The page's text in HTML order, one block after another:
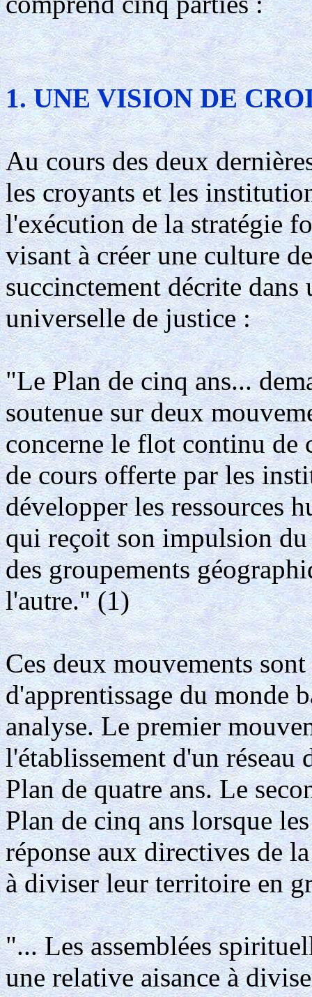
1. UNE VISION DE
Au cours des deux
les croyants et les
l'exécution de la stratégie
visant à créer une culture
succinctement décrite dans
universelle de justice :
"Le Plan de cinq ans...
soutenue sur deux
concerne le flot continu de
de cours offerte par les
développer les ressources
qui reçoit son impulsion
des groupements
l'autre." (1)
Ces deux mouvements
d'apprentissage du monde
analyse. Le premier
l'établissement d'un
Plan de quatre ans. Le
Plan de cinq ans lorsque
réponse aux directives de
à diviser leur territoire en
"... Les assemblées
une relative aisance à